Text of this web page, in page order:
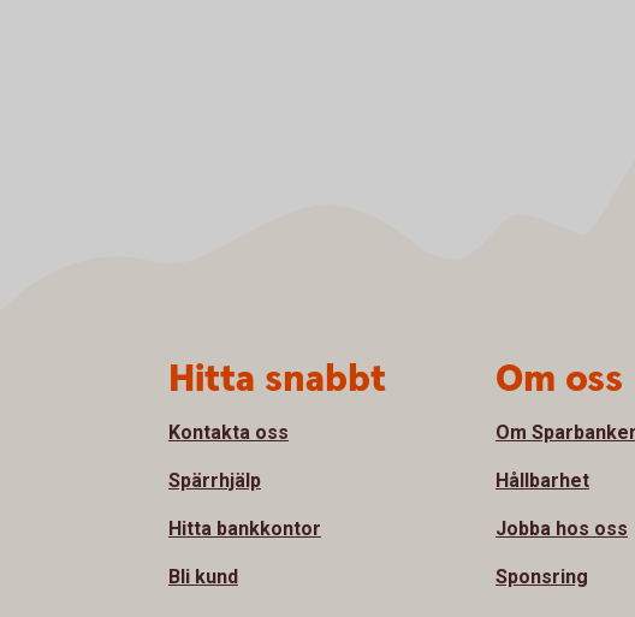
Hitta snabbt
Kontakta oss
Spärrhjälp
Hitta bankkontor
Bli kund
Om oss
Om
Hållbarhet
Jobba hos oss
Sponsring